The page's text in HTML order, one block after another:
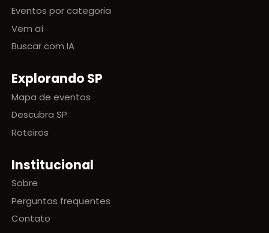
Eventos por categoria
Vem aí
Buscar com IA
Explorando SP
Mapa de eventos
Descubra SP
Roteiros
Institucional
Sobre
Perguntas frequentes
Contato